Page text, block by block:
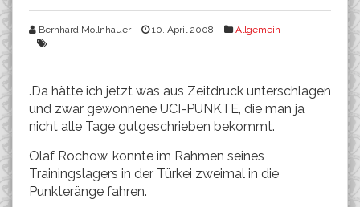
Bernhard Mollnhauer 10. April 2008 Allgemein
.Da hätte ich jetzt was aus Zeitdruck unterschlagen
und zwar gewonnene UCI-PUNKTE, die man ja
nicht alle Tage gutgeschrieben bekommt.
Olaf Rochow, konnte im Rahmen seines
Trainingslagers in der Türkei zweimal in die
Punkteränge fahren.